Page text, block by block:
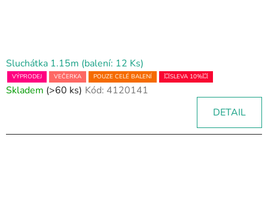
Sluchátka 1.15m (balení: 12 Ks)
VÝPRODEJ VEČERKA POUZE CELÉ BALENÍ 💥SLEVA 10%💥
Skladem (>60 ks) Kód: 4120141
DETAIL